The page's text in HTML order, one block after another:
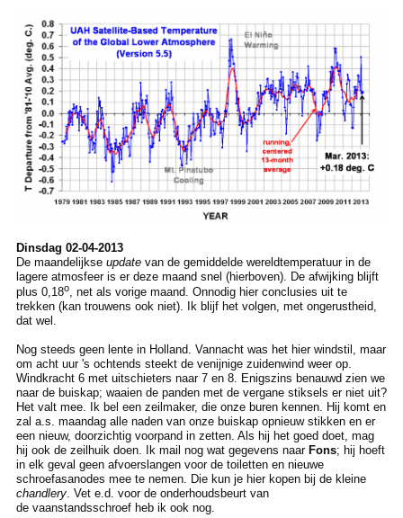
Dinsdag 02-04-2013
De maandelijkse updatevan de gemiddelde wereldtemperatuur in de
lagere atmosfeer is er deze maand snel (hierboven). De afwijking blijft
plus 0,18o, net als vorige maand. Onnodig hier conclusies uit te
trekken (kan trouwens ook niet). Ik blijf het volgen, met ongerustheid,
dat wel.
Nog steeds geen lente in Holland. Vannacht was het hier windstil, maar
om acht uur 's ochtends steekt de venijnige zuidenwind weer op.
Windkracht 6 met uitschieters naar 7 en 8. Enigszins benauwd zien we
naar de buiskap; waaien de panden met de vergane stiksels er niet uit?
Het valt mee. Ik bel een zeilmaker, die onze buren kennen. Hij komt en
zal a.s. maandag alle naden van onze buiskap opnieuw stikken en er
een nieuw, doorzichtig voorpand in zetten. Als hij het goed doet, mag
hij ook de zeilhuik doen. Ik mail nog wat gegevens naar Fons; hij hoeft
in elk geval geen afvoerslangen voor de toiletten en nieuwe
schroefasanodes mee te nemen. Die kun je hier kopen bij de kleine
chandlery. Vet e.d. voor de onderhoudsbeurt van
de vaanstandsschroef heb ik ook nog.